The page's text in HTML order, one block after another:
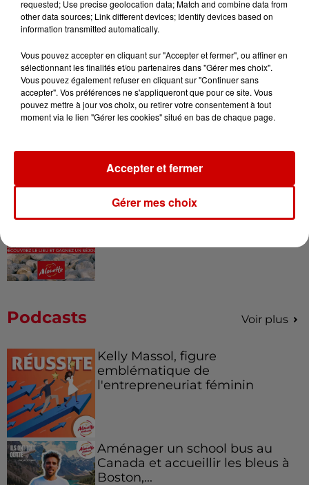
Le Duel - Gagnez vos entrées
pour l'un des zoos de nos
Destination Vacances - Gagnez
votre séjour en famille au cœur
Destination Vacances : inscrivez-
vous !
Podcasts Voir plus
Kelly Massol, figure
emblématique de
l'entrepreneuriat féminin
Aménager un school bus au
Canada et accueillir les bleus à
Boston,...
requested; Use precise geolocation data; Match and combine data from
other data sources; Link different devices; Identify devices based on
information transmitted automatically.
Vous pouvez accepter en cliquant sur "Accepter et fermer", ou affiner en
sélectionnant les finalités et/ou partenaires dans "Gérer mes choix".
Vous pouvez également refuser en cliquant sur "Continuer sans
accepter". Vos préférences ne s'appliqueront que pour ce site. Vous
pouvez mettre à jour vos choix, ou retirer votre consentement à tout
moment via le lien "Gérer les cookies" situé en bas de chaque page.
Gérer mes choix
Accepter et fermer